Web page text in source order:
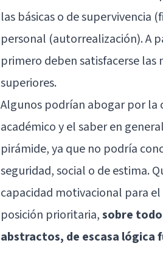
las básicas o de supervivencia
personal (autorrealización). A
primero deben satisfacerse las
superiores.
Algunos podrían abogar por la
académico y el saber en
pirámide, ya que no podría
seguridad, social o de estima.
capacidad motivacional para
posición prioritaria,sobre
abstractos, de escasa lógica